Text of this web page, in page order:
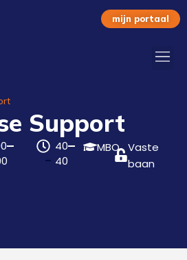
mijn portaal
Support
40
40
MBO Vaste
baan